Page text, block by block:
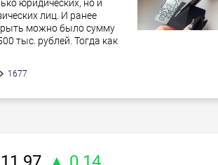
юридических, но и
лиц. И ранее
можно было сумму
тыс. рублей. Тогда как
1677